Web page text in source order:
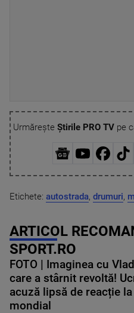
Urmărește Știrile PRO TVpe
Etichete: autostrada, drumuri,
ARTICOL
SPORT.RO
FOTO | Imaginea cu
care a stârnit revoltă!
acuză lipsă de reacție la
mondial